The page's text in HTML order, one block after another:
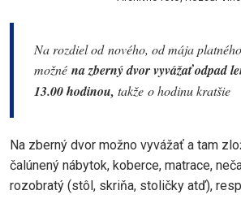
Na rozdiel od nového, od mája
možné na zberný dvor vyvážať odpad
13.00 hodinou, takže o hodinu kratšie
Na zberný dvor možno vyvážať a tam
čalúnený nábytok, koberce, matrace,
rozobratý (stôl, skriňa, stoličky atď),